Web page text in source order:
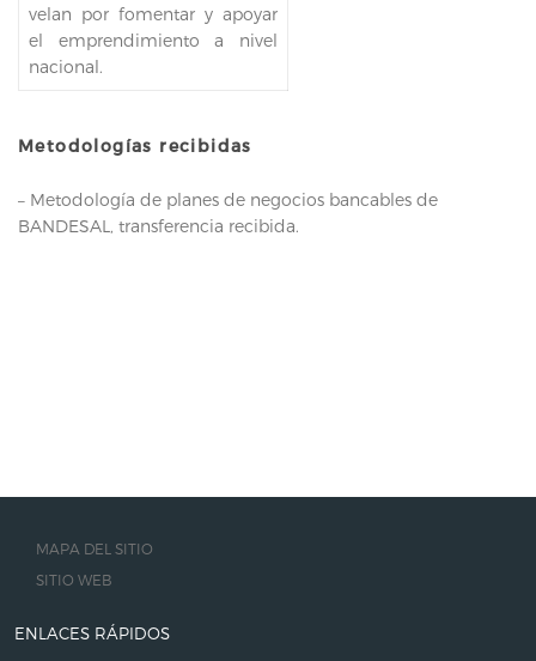
velan por fomentar y apoyar
el emprendimiento a nivel
nacional.
Metodologías recibidas
– Metodología de planes de negocios bancables de
BANDESAL, transferencia recibida.
MAPA DEL SITIO
SITIO WEB
ENLACES RÁPIDOS